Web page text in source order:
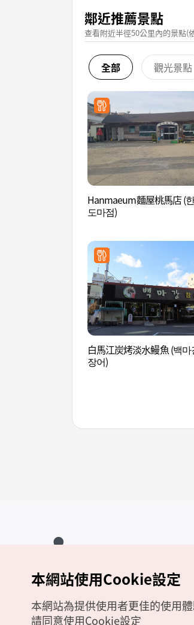
鄰近推薦景點
查看附近半徑50公里內的景點(
全部 觀光景點
Hanmaeum麵屋桃馬店 (
도마점)
白馬江炭烤淡水鰻魚 (백
장어)
Copyrights (c) 韓國觀光公社版權所有
如有相關疑問或建議，歡迎來信至官方信箱
本網站使用Cookie設定
本網站為提供使用者更佳的使用
請同意使用Cookie設定